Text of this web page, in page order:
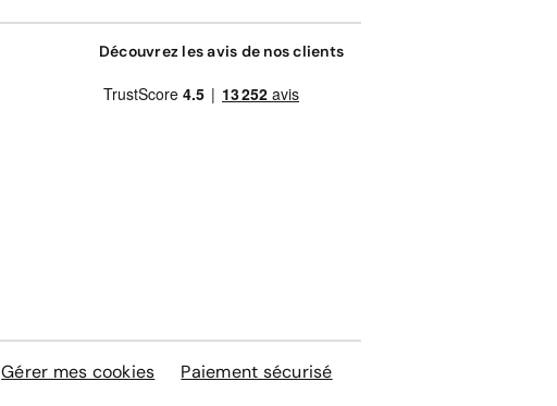
Découvrez les avis de nos clients
Gérer mes cookies
Paiement sécurisé